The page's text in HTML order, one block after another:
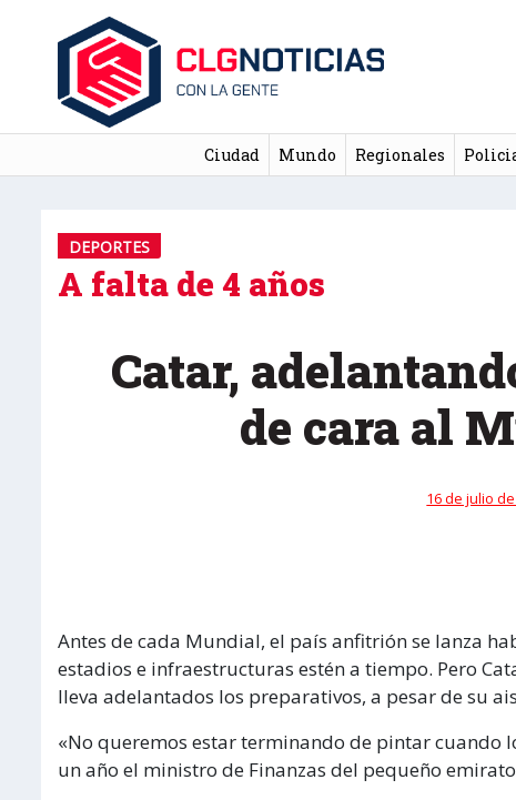
Ciudad Mundo Regionales
DEPORTES
A falta de 4 años
Catar,
de cara al
16 de julio
Antes de cada Mundial, el país anfitrión se lanza
estadios e infraestructuras estén a tiempo. Pero
lleva adelantados los preparativos, a pesar de su
«No queremos estar terminando de pintar cuando
un año el ministro de Finanzas del pequeño